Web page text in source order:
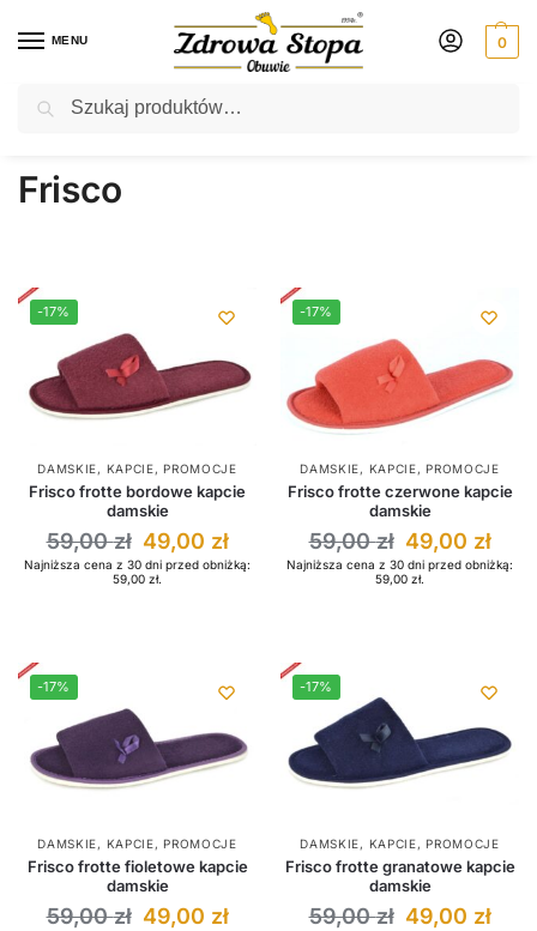
MENU 0
Rabat ⚡ 5% kod: ZDROWASTOPA (na obuwie poza promocją)
Frisco
-17%
DAMSKIE, KAPCIE,PROMOCJE
Frisco frotte bordowe kapcie
damskie
59,00zł 49,00 zł
Najniższa cena z 30 dni przed obniżką:
59,00 zł.
-17%
DAMSKIE, KAPCIE,PROMOCJE
Frisco frotte czerwone kapcie
damskie
59,00zł 49,00 zł
Najniższa cena z 30 dni przed obniżką:
59,00 zł.
-17%
DAMSKIE, KAPCIE, PROMOCJE
Frisco frotte fioletowe kapcie
damskie
59,00zł 49,00 zł
-17%
DAMSKIE, KAPCIE, PROMOCJE
Frisco frotte granatowe kapcie
damskie
59,00zł 49,00 zł